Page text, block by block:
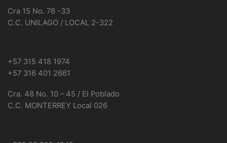
Cra 15 No. 78 -33
C.C. UNILAGO / LOCAL 2-322
+57 315 418 1974
+57 316 401 2661
Cra. 48 No. 10 – 45 / El Poblado
C.C. MONTERREY Local 026